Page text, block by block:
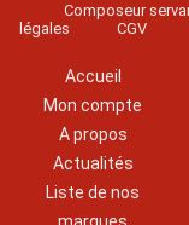
Composeur
légales
CGV
Accueil
Mon compte
A propos
Actualités
Liste de nos